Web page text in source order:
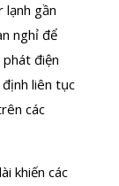
lạnh gần
nghỉ để
điện
liên tục
các
khiến các